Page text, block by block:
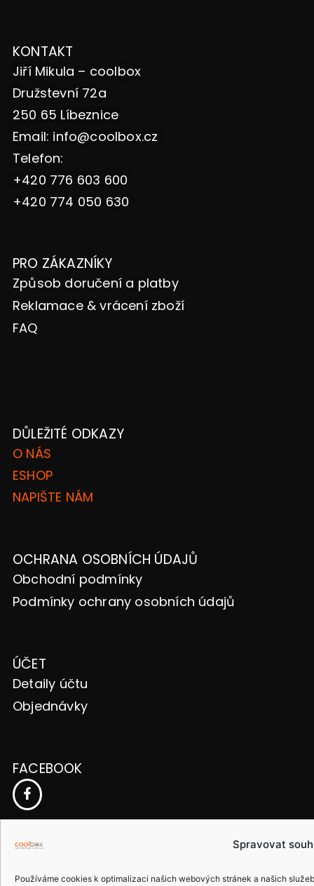
Spravovat
Používáme cookies k optimalizaci našich webových stránek a našich
KONTAKT
Jiří Mikula – coolbox
Družstevní 72a
250 65 Líbeznice
Email: info@coolbox.cz
Telefon:
+420 776 603 600
+420 774 050 630
PRO ZÁKAZNÍKY
Způsob doručení a platby
Reklamace & vrácení zboží
FAQ
DŮLEŽITÉ ODKAZY
O NÁS
ESHOP
NAPIŠTE NÁM
OCHRANA OSOBNÍCH ÚDAJŮ
Obchodní podmínky
Podmínky ochrany osobních údajů
ÚČET
Detaily účtu
Objednávky
FACEBOOK